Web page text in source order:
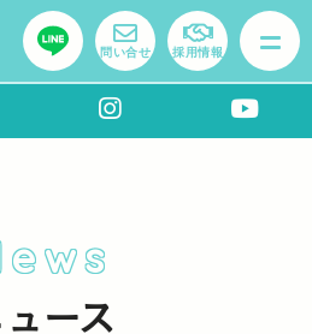
問い合せ 採用情報
ース